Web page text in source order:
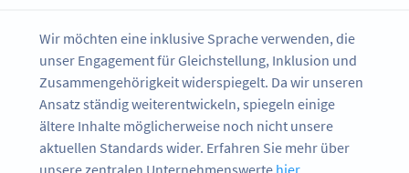
Wir möchten eine inklusive Sprache verwenden, die
unser Engagement für Gleichstellung, Inklusion und
Zusammengehörigkeit widerspiegelt. Da wir unseren
Ansatz ständig weiterentwickeln, spiegeln einige
ältere Inhalte möglicherweise noch nicht unsere
aktuellen Standards wider. Erfahren Sie mehr über